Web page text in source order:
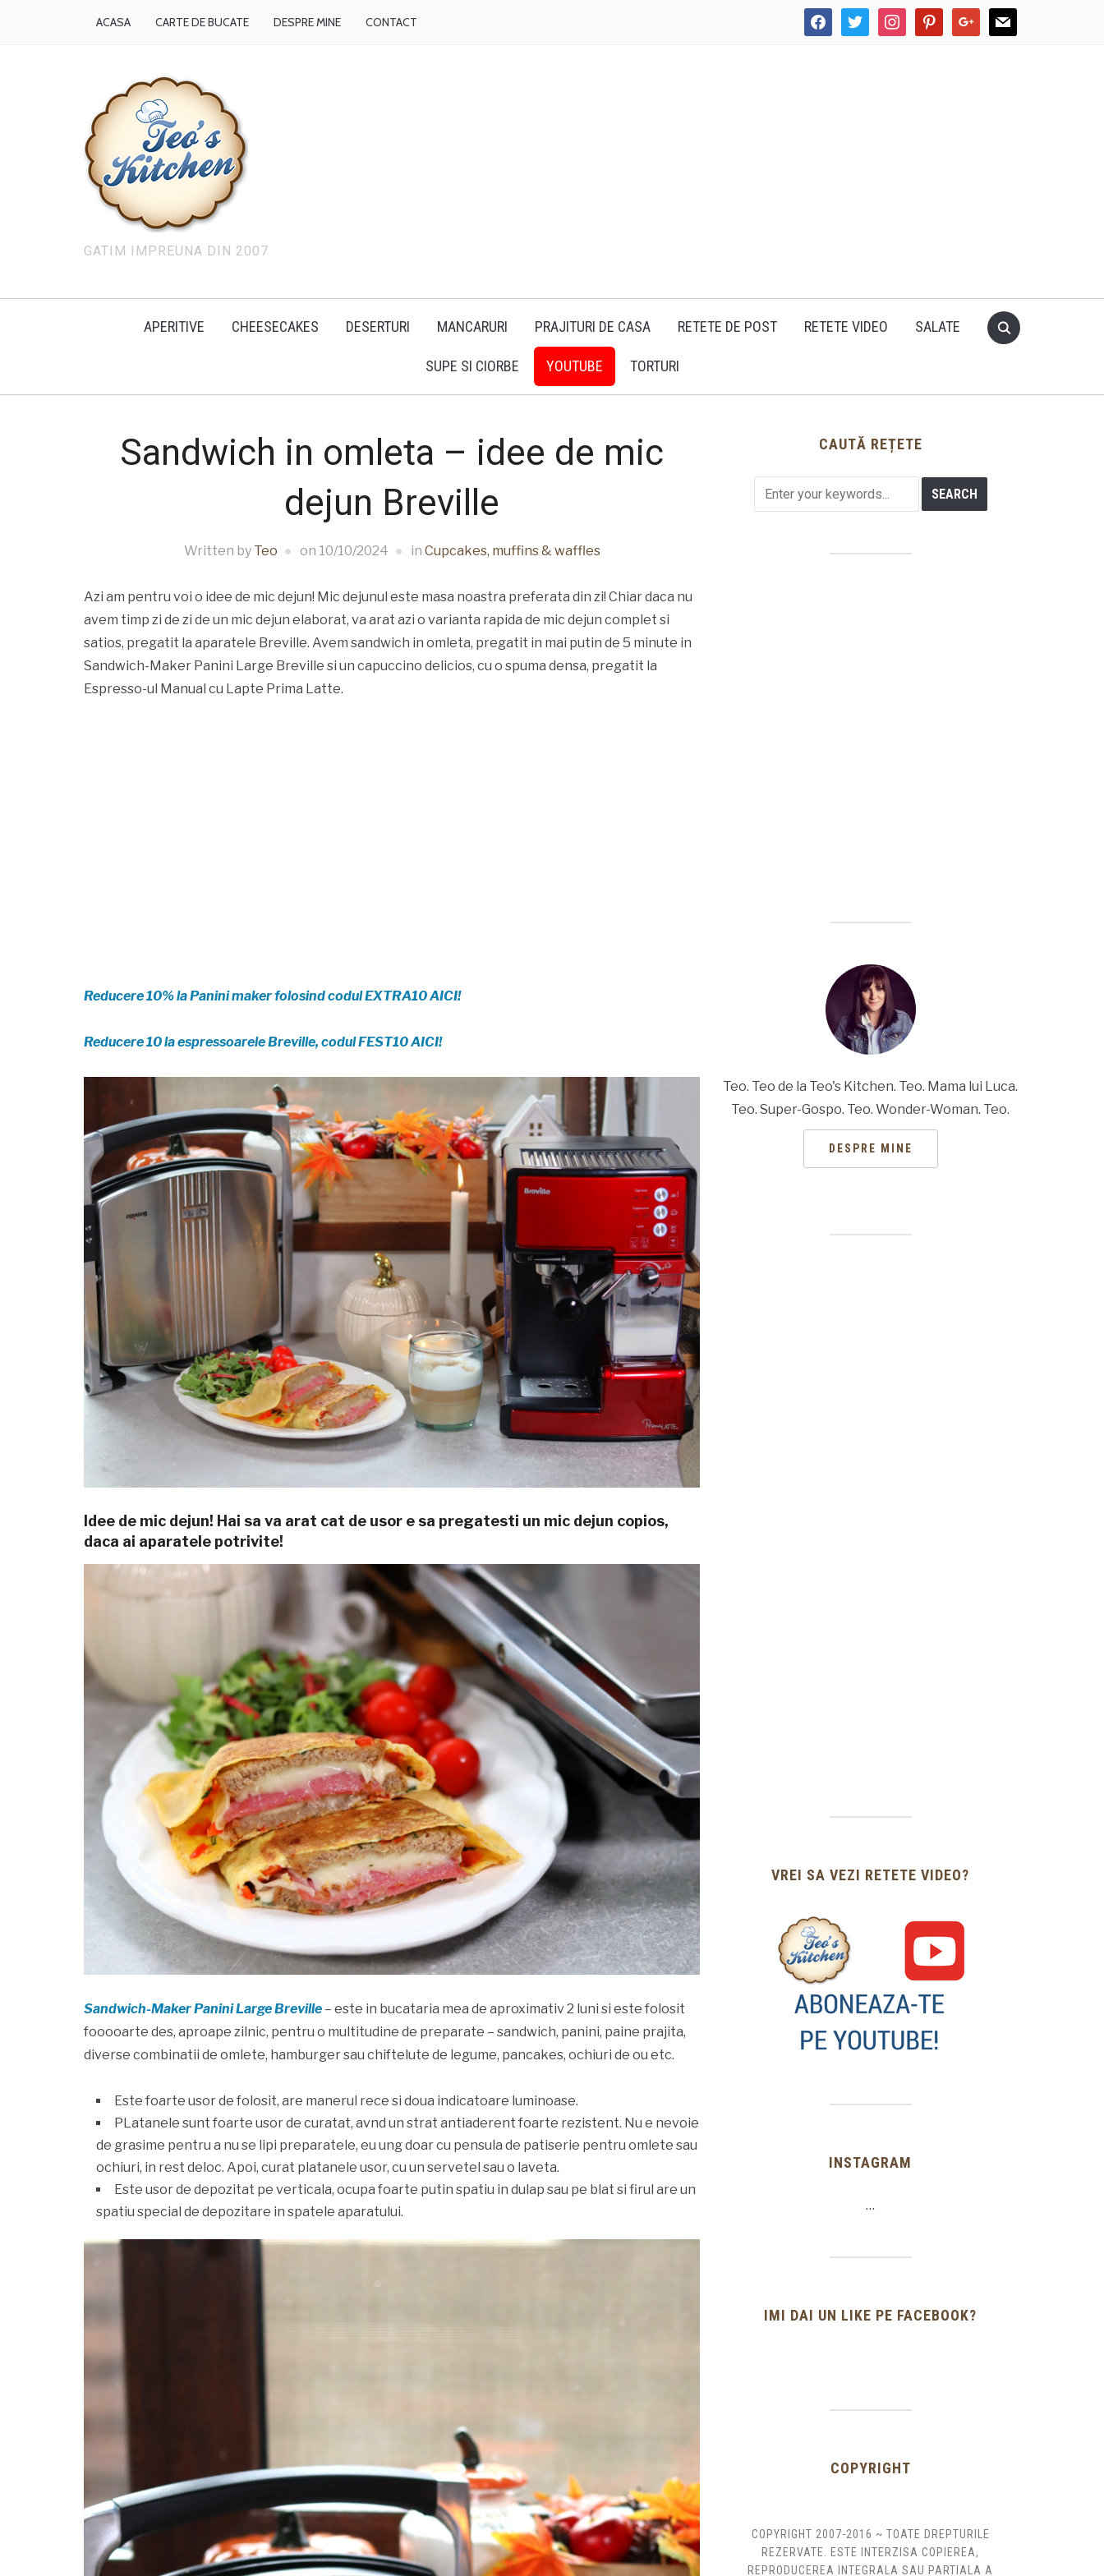
facebooktwitter instagrampinterestgoogle mail
ACASA CARTE DE BUCATE DESPRE MINE CONTACT
GATIM IMPREUNA DIN 2007
APERITIVE CHEESECAKES DESERTURI MANCARURI PRAJITURI DE CASA RETETE DE POST RETETE VIDEO SALATE
SUPE SI CIORBE YOUTUBE TORTURI
Sandwich in omleta – idee de mic
dejun Breville
Written by Teo on 10/10/2024 in Cupcakes, muffins & waffles
Azi am pentru voi o idee de mic dejun! Mic dejunul este masa noastra preferata din zi! Chiar daca nu
avem timp zi de zi de un mic dejun elaborat, va arat azi o varianta rapida de mic dejun complet si
satios, pregatit la aparatele Breville. Avem sandwich in omleta, pregatit in mai putin de 5 minute in
Sandwich-Maker Panini Large Breville si un capuccino delicios, cu o spuma densa, pregatit la
Espresso-ul Manual cu Lapte Prima Latte.
Reducere 10% la Panini maker folosind codul EXTRA10 AICI!
Reducere 10 la espressoarele Breville, codul FEST10 AICI!
Idee de mic dejun! Hai sa va arat cat de usor e sa pregatesti un mic dejun copios,
daca ai aparatele potrivite!
Sandwich-Maker Panini Large Breville – este in bucataria mea de aproximativ 2 luni si este folosit
fooooarte des, aproape zilnic, pentru o multitudine de preparate – sandwich, panini, paine prajita,
diverse combinatii de omlete, hamburger sau chiftelute de legume, pancakes, ochiuri de ou etc.
Este foarte usor de folosit, are manerul rece si doua indicatoare luminoase.
PLatanele sunt foarte usor de curatat, avnd un strat antiaderent foarte rezistent. Nu e nevoie
de grasime pentru a nu se lipi preparatele, eu ung doar cu pensula de patiserie pentru omlete sau
ochiuri, in rest deloc. Apoi, curat platanele usor, cu un servetel sau o laveta.
Este usor de depozitat pe verticala, ocupa foarte putin spatiu in dulap sau pe blat si firul are un
spatiu special de depozitare in spatele aparatului.
CAUTĂ REȚETE
Teo. Teo de la Teo's Kitchen. Teo. Mama lui Luca.
Teo. Super-Gospo. Teo. Wonder-Woman. Teo.
DESPRE MINE
VREI SA VEZI RETETE VIDEO?
INSTAGRAM
…
IMI DAI UN LIKE PE FACEBOOK?
COPYRIGHT
COPYRIGHT 2007-2016 ~ TOATE DREPTURILE
REZERVATE. ESTE INTERZISA COPIEREA,
REPRODUCEREA INTEGRALA SAU PARTIALA A